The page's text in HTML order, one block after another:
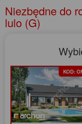
Niezbędne do
lulo (G)
KOD: